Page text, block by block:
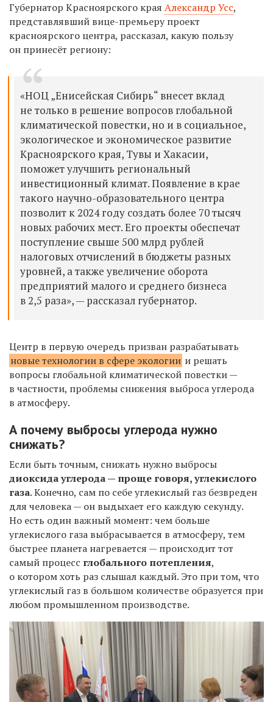
Губернатор Красноярского края Александр Усс,
представлявший вице-премьеру проект
красноярского центра, рассказал, какую пользу
он принесёт региону:
«НОЦ „Енисейская Сибирь“ внесет вклад
не только в решение вопросов глобальной
климатической повестки, но и в социальное,
экологическое и экономическое развитие
Красноярского края, Тувы и Хакасии,
поможет улучшить региональный
инвестиционный климат. Появление в крае
такого научно-образовательного центра
позволит к 2024 году создать более 70 тысяч
новых рабочих мест. Его проекты обеспечат
поступление свыше 500 млрд рублей
налоговых отчислений в бюджеты разных
уровней, а также увеличение оборота
предприятий малого и среднего бизнеса
в 2,5 раза», — рассказал губернатор.
Центр в первую очередь призван разрабатывать
новые технологии в сфере экологии и решать
вопросы глобальной климатической повестки —
в частности, проблемы снижения выброса углерода
в атмосферу.
А почему выбросы углерода нужно
снижать?
Если быть точным, снижать нужно выбросы
диоксида углерода — проще говоря, углекислого
газа. Конечно, сам по себе углекислый газ безвреден
для человека — он выдыхает его каждую секунду.
Но есть один важный момент: чем больше
углекислого газа выбрасывается в атмосферу, тем
быстрее планета нагревается — происходит тот
самый процесс глобального потепления,
о котором хоть раз слышал каждый. Это при том, что
углекислый газ в большом количестве образуется при
любом промышленном производстве.